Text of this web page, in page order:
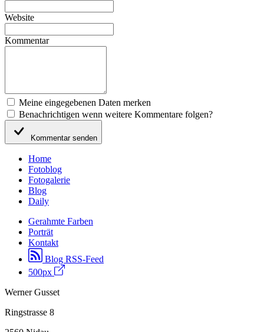
Website
Kommentar
Meine eingegebenen Daten merken
Benachrichtigen wenn weitere Kommentare folgen?
Kommentar senden
Home
Fotoblog
Fotogalerie
Blog
Daily
Gerahmte Farben
Porträt
Kontakt
Blog RSS-Feed
500px
Werner Gusset
Ringstrasse 8